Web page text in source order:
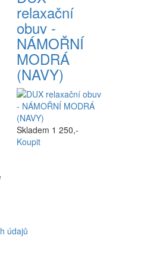
relaxační
obuv -
NÁMOŘNÍ
MODRÁ
(NAVY)
Skladem 1 250,-
Koupit
údajů